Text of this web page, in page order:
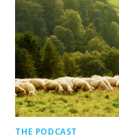
THE PODCAST